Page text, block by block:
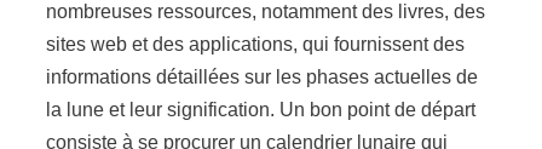
nombreuses ressources, notamment des livres, des
sites web et des applications, qui fournissent des
informations détaillées sur les phases actuelles de
la lune et leur signification. Un bon point de départ
consiste à se procurer un calendrier lunaire qui